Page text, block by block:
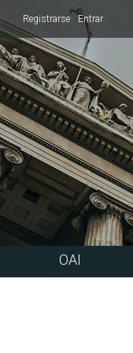
Registrarse Entrar
OAI